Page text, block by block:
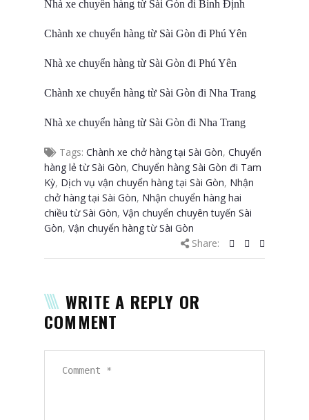
Nhà xe chuyển hàng từ Sài Gòn đi Bình Định
Chành xe chuyển hàng từ Sài Gòn đi Phú Yên
Nhà xe chuyển hàng từ Sài Gòn đi Phú Yên
Chành xe chuyển hàng từ Sài Gòn đi Nha Trang
Nhà xe chuyển hàng từ Sài Gòn đi Nha Trang
Tags: Chành xe chở hàng tại Sài Gòn, Chuyển
hàng lẻ từ Sài Gòn, Chuyển hàng Sài Gòn đi Tam
Kỳ, Dịch vụ vận chuyển hàng tại Sài Gòn, Nhận
chở hàng tại Sài Gòn, Nhận chuyển hàng hai
chiều từ Sài Gòn, Vận chuyển chuyên tuyến Sài
Gòn, Vận chuyển hàng từ Sài Gòn
Share:
WRITE A REPLY OR
COMMENT